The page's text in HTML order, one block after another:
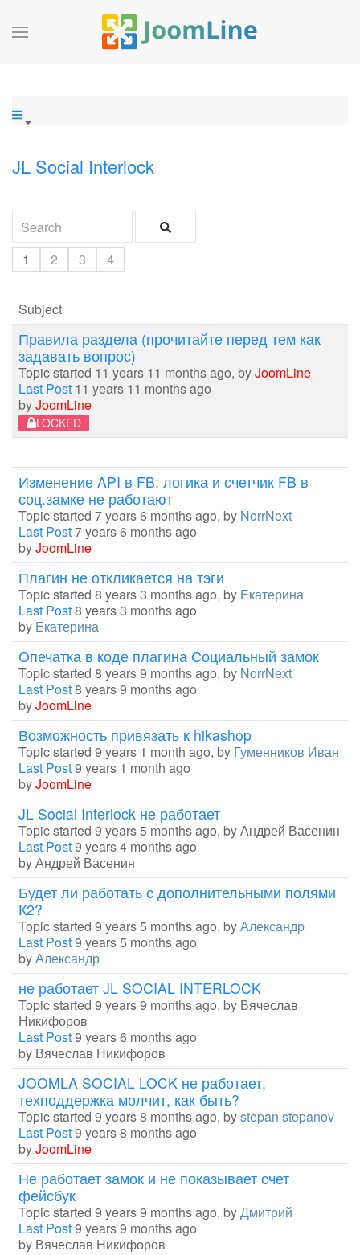
JL Social Interlock
1 2 3 4
Subject
Правила раздела (прочитайте перед тем как
задавать вопрос)
Topic started 11 years 11 months ago, byJoomLine
Last Post 11 years 11 months ago
byJoomLine
LOCKED
Изменение API в FB: логика и счетчик FB в
соц.замке не работают
Topic started 7 years 6 months ago, by NorrNext
Last Post7 years 6 months ago
byJoomLine
Плагин не откликается на тэги
Topic started 8 years 3 months ago, by Екатерина
Last Post8 years 3 months ago
by Екатерина
Опечатка в коде плагина Социальный замок
Topic started 8 years 9 months ago, by NorrNext
Last Post8 years 9 months ago
byJoomLine
Возможность привязать к hikashop
Topic started 9 years 1 month ago, by Гуменников Иван
Last Post9 years 1 month ago
byJoomLine
JL Social Interlock не работает
Topic started 9 years 5 months ago, byАндрей Васенин
Last Post9 years 4 months ago
byАндрей Васенин
Будет ли работать с дополнительными полями
К2?
Topic started 9 years 5 months ago, byАлександр
Last Post9 years 5 months ago
byАлександр
не работает JL SOCIAL INTERLOCK
Topic started 9 years 9 months ago, by Вячеслав
Никифоров
Last Post9 years 6 months ago
by Вячеслав Никифоров
JOOMLA SOCIAL LOCK не работает,
техподдержка молчит, как быть?
Topic started 9 years 8 months ago, bystepan stepanov
Last Post9 years 8 months ago
byJoomLine
Не работает замок и не показывает счет
фейсбук
Topic started 9 years 9 months ago, byДмитрий
Last Post9 years 9 months ago
by Вячеслав Никифоров